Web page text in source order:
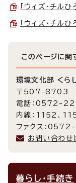
「ウィズ・チ
「ウィズ・チ
このページに関
環境文化部 くら
〒507-8703 多
電話：0572-
内線：1152、
ファクス：
お問い合わせ
暮らし・手続き